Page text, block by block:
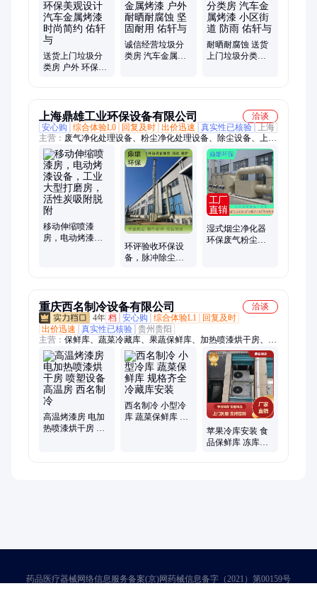
外公园座椅、铁质垃圾桶、垃圾桶、垃圾箱
送货上门垃圾分
类房 户外 环保美
诚信经营垃圾分
类房 汽车金属烤
耐晒耐腐蚀 送货
上门垃圾分类房
上海鼎雄工业环保设备有限公司
洽谈
安心购
综合体验L0 回复及时 出价迅速 真实性已核验
上海
主营： 废气净化处理设备、粉尘净化处理设备、除尘设备、上海
移动伸缩喷漆房、催化燃烧设备、喷淋塔、活性炭吸附设备
移动伸缩喷漆
房，电动烤漆设
环评验收环保设
备，脉冲除尘厂
湿式烟尘净化器
环保废气粉尘净
重庆西名制冷设备有限公司
洽谈
4年 档 安心购 综合体验L1
回复及时
出价迅速
真实性已核验 贵州贵阳
主营： 保鲜库、蔬菜冷藏库、果蔬保鲜库、加热喷漆烘干房、医
用冷库、冷冻库
高温烤漆房 电加
热喷漆烘干房 喷
西名制冷 小型冷
库 蔬菜保鲜库 规
苹果冷库安装 食
品保鲜库 冻库厂
药品医疗器械网络信息服务备案(京)网药械信息备字（2021）第00159号